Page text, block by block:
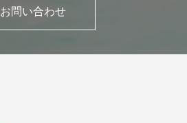
お問い合わせ